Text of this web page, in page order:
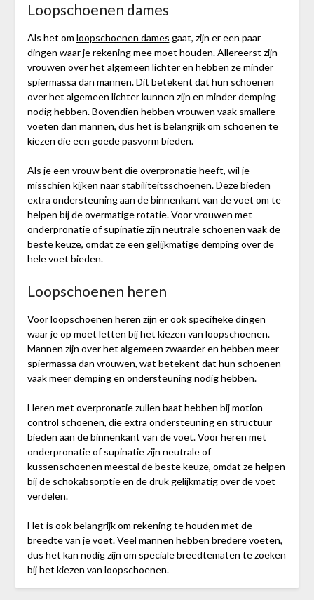
Loopschoenen dames
Als het om loopschoenen dames gaat, zijn er een paar
dingen waar je rekening mee moet houden. Allereerst zijn
vrouwen over het algemeen lichter en hebben ze minder
spiermassa dan mannen. Dit betekent dat hun schoenen
over het algemeen lichter kunnen zijn en minder demping
nodig hebben. Bovendien hebben vrouwen vaak smallere
voeten dan mannen, dus het is belangrijk om schoenen te
kiezen die een goede pasvorm bieden.
Als je een vrouw bent die overpronatie heeft, wil je
misschien kijken naar stabiliteitsschoenen. Deze bieden
extra ondersteuning aan de binnenkant van de voet om te
helpen bij de overmatige rotatie. Voor vrouwen met
onderpronatie of supinatie zijn neutrale schoenen vaak de
beste keuze, omdat ze een gelijkmatige demping over de
hele voet bieden.
Loopschoenen heren
Voorloopschoenen heren zijn er ook specifieke dingen
waar je op moet letten bij het kiezen van loopschoenen.
Mannen zijn over het algemeen zwaarder en hebben meer
spiermassa dan vrouwen, wat betekent dat hun schoenen
vaak meer demping en ondersteuning nodig hebben.
Heren met overpronatie zullen baat hebben bij motion
control schoenen, die extra ondersteuning en structuur
bieden aan de binnenkant van de voet. Voor heren met
onderpronatie of supinatie zijn neutrale of
kussenschoenen meestal de beste keuze, omdat ze helpen
bij de schokabsorptie en de druk gelijkmatig over de voet
verdelen.
Het is ook belangrijk om rekening te houden met de
breedte van je voet. Veel mannen hebben bredere voeten,
dus het kan nodig zijn om speciale breedtematen te zoeken
bij het kiezen van loopschoenen.